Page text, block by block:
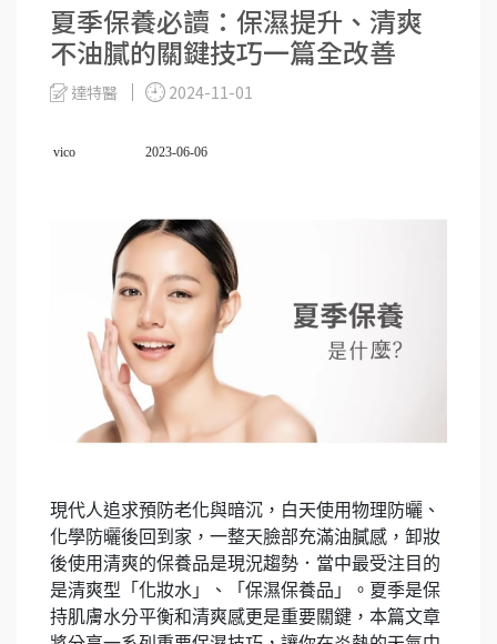
按摩舒緩 | Massage & Relief
居家生活 | Home & Living
送禮專區 | Gift Section
夏季保養必讀：保濕提升、清爽
不油膩的關鍵技巧一篇全改善
達特醫 2024-11-01
vico 2023-06-06
現代人追求預防老化與暗沉，白天使用物理防曬、
化學防曬後回到家，一整天臉部充滿油膩感，卸妝
後使用清爽的保養品是現況趨勢．當中最受注目的
是清爽型「化妝水」、「保濕保養品」。夏季是保
持肌膚水分平衡和清爽感更是重要關鍵，本篇文章